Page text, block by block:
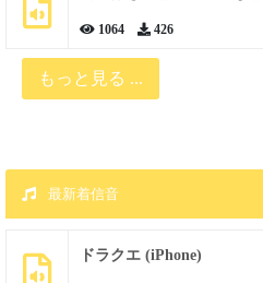
1064 426
もっと見る ...
最新着信音
ドラクエ (iPhone)